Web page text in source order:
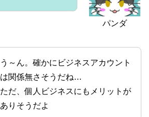
パンダ
う～ん。確かにビジネスアカウント
は関係無さそうだね…
ただ、個人ビジネスにもメリットが
ありそうだよ